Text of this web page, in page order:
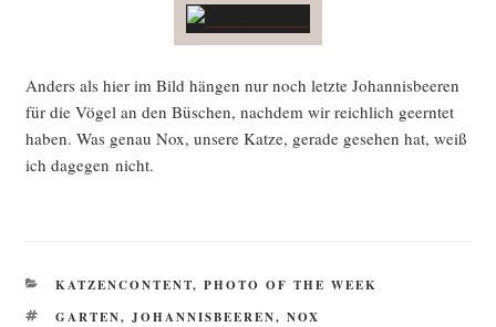
Anders als hier im Bild hän­gen nur noch letz­te Johan­nis­bee­ren
für die Vögel an den Büschen, nach­dem wir reich­lich geern­tet
haben. Was genau Nox, unse­re Kat­ze, gera­de gese­hen hat, weiß
ich dage­gen nicht.
KATEGORIEN
KATZENCONTENT, PHOTO OF THE WEEK
SCHLAGWÖRTER
GARTEN, JOHANNISBEEREN, NOX